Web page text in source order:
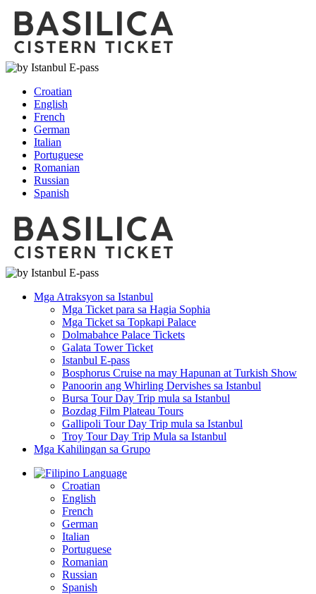
Croatian
English
French
German
Italian
Portuguese
Romanian
Russian
Spanish
Mga Atraksyon sa Istanbul
Mga Ticket para sa Hagia Sophia
Mga Ticket sa Topkapi Palace
Dolmabahce Palace Tickets
Galata Tower Ticket
Istanbul E-pass
Bosphorus Cruise na may Hapunan at Turkish Show
Panoorin ang Whirling Dervishes sa Istanbul
Bursa Tour Day Trip mula sa Istanbul
Bozdag Film Plateau Tours
Gallipoli Tour Day Trip mula sa Istanbul
Troy Tour Day Trip Mula sa Istanbul
Mga Kahilingan sa Grupo
Language
Croatian
English
French
German
Italian
Portuguese
Romanian
Russian
Spanish